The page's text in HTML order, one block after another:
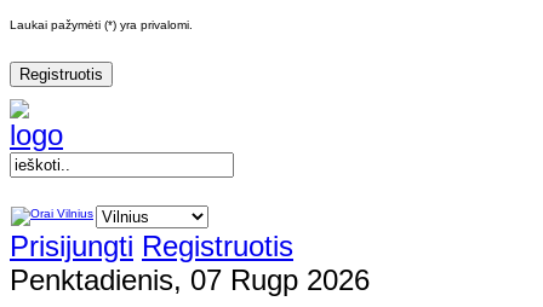
Laukai pažymėti (*) yra privalomi.
Registruotis
Prisijungti Registruotis
Penktadienis, 07 Rugp 2026